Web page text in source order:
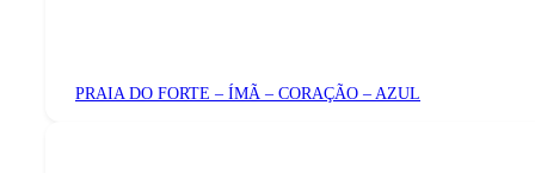
PRAIA DO FORTE – ÍMÃ – CORAÇÃO – AZUL